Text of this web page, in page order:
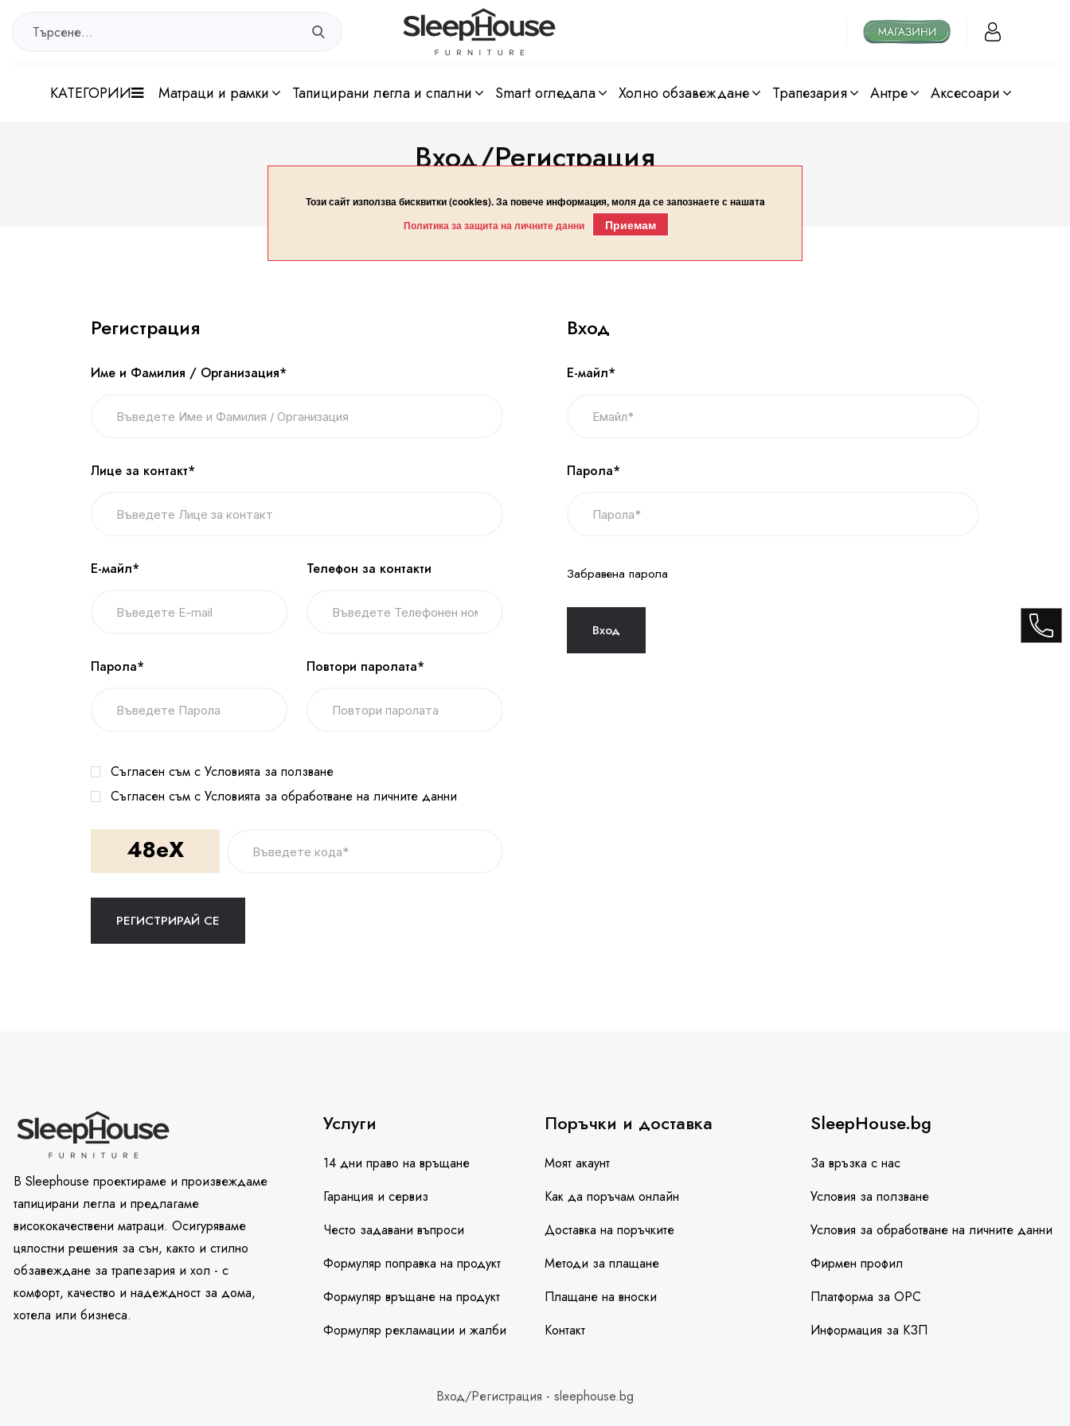
КАТЕГОРИИ матраци и рамки тапицирани легла и спални smart огледала холно обзавеждане трапезария антре аксесоари
Вход/Регистрация
Начало Вход/Регистрация
Регистрация
Име и Фамилия / Организация*
Лице за контакт*
Е-майл* Телефон за контакти
Парола* Повтори паролата*
Съгласен съм с Условията за ползване
Съгласен съм с Условията за обработване на личните данни
48eX
Вход
Е-майл*
Парола*
Забравена парола
В Sleephouse проектираме и произвеждаме
тапицирани легла и предлагаме
висококачествени матраци. Осигуряваме
цялостни решения за сън, както и стилно
обзавеждане за трапезария и хол - с
комфорт, качество и надеждност за дома,
хотела или бизнеса.
Услуги
14 дни право на връщане
Гаранция и сервиз
Често задавани въпроси
Формуляр поправка на продукт
Формуляр връщане на продукт
Формуляр рекламации и жалби
Поръчки и доставка
Моят акаунт
Как да поръчам онлайн
Доставка на поръчките
Методи за плащане
Плащане на вноски
Контакт
SleepHouse.bg
За връзка с нас
Условия за ползване
Условия за обработване на личните данни
Фирмен профил
Платформа за ОРС
Информация за КЗП
Вход/Регистрация - sleephouse.bg
Този сайт използва бисквитки (cookies). За повече информация, моля да се запознаете с нашaтa
Политика за защита на личните данни
Приемам